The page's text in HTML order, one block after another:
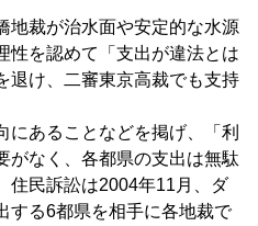
裁が治水面や安定的な水源
性を認めて「支出が違法とは
退け、二審東京高裁でも支持
あることなどを掲げ、「利
がなく、各都県の支出は無駄
住民訴訟は2004年11月、ダ
する6都県を相手に各地裁で